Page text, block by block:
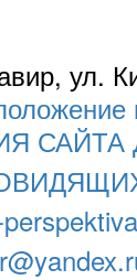
ул.
САЙТА